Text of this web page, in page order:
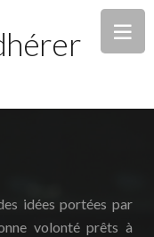
idées portées par
volonté prêts à